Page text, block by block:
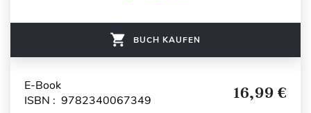
BUCH KAUFEN
E-Book
ISBN : 9782340067349
16,99 €